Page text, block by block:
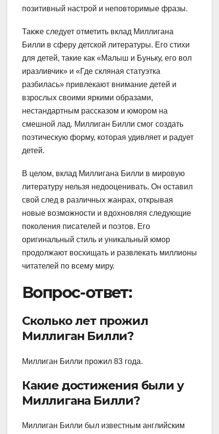
позитивный настрой и неповторимые фразы.
Также следует отметить вклад Миллигана
Билли в сферу детской литературы. Его стихи
для детей, такие как «Малыш и Буньку, его вол
иразливчик» и «Где скляная статуэтка
разбилась» привлекают внимание детей и
взрослых своими яркими образами,
нестандартным рассказом и юмором на
смешной лад. Миллиган Билли смог создать
поэтическую форму, которая удивляет и радует
детей.
В целом, вклад Миллигана Билли в мировую
литературу нельзя недооценивать. Он оставил
свой след в различных жанрах, открывая
новые возможности и вдохновляя следующие
поколения писателей и поэтов. Его
оригинальный стиль и уникальный юмор
продолжают восхищать и развлекать миллионы
читателей по всему миру.
Вопрос-ответ:
Сколько лет прожил
Миллиган Билли?
Миллиган Билли прожил 83 года.
Какие достижения были у
Миллигана Билли?
Миллиган Билли был известным английским